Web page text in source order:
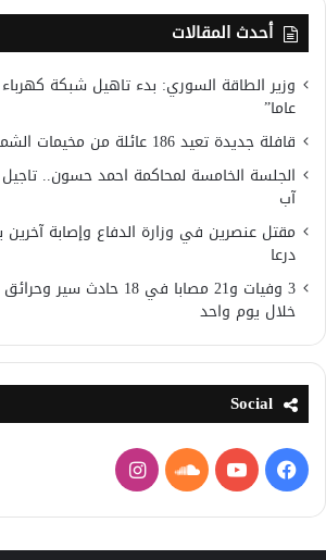
أحدث المقالات
عاما”
قافلة جديدة تعيد 186 عائلة من مخيمات الشمال إلى ريف حماة
آب
مقتل عنصرين في وزارة الدفاع وإصابة
درعا
3 وفيات و21 مصابا في 18
خلال يوم واحد
Social
فيسبوكيوتيوبساوند
كلاود
انستقرام